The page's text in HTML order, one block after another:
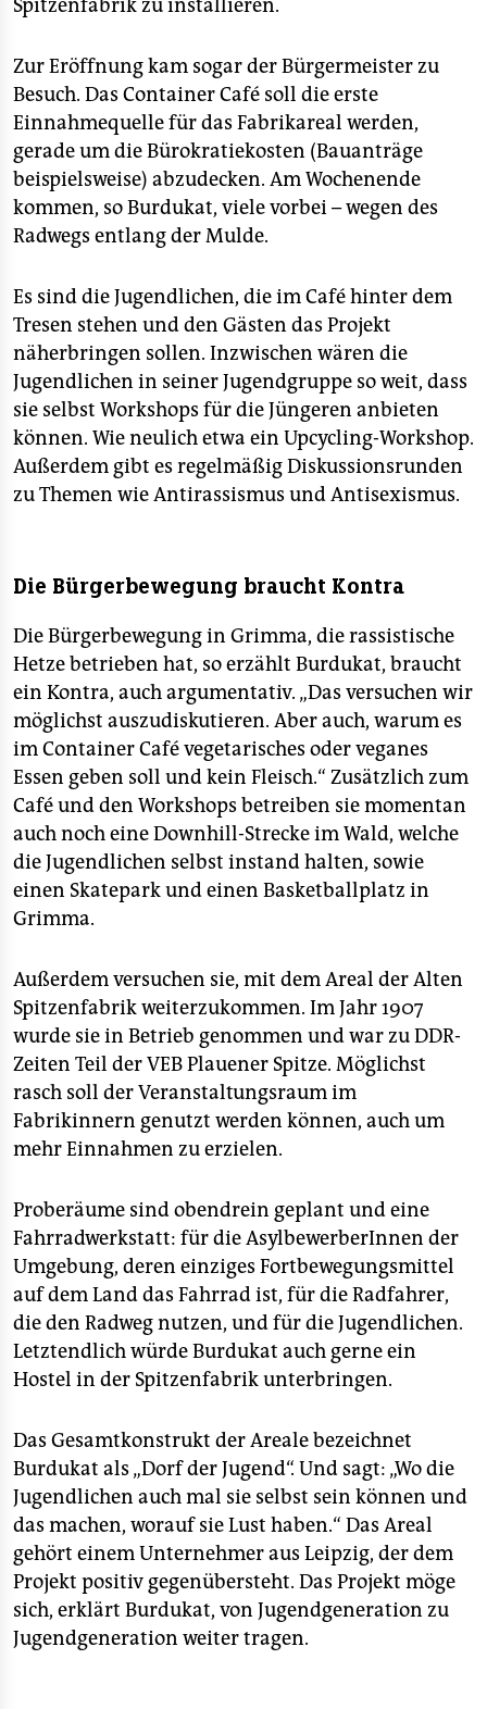
Spitzenfabrik zu installieren.
Zur Eröffnung kam sogar der Bürgermeister zu
Besuch. Das Container Café soll die erste
Einnahmequelle für das Fabrikareal werden,
gerade um die Bürokratiekosten (Bauanträge
beispielsweise) abzudecken. Am Wochenende
kommen, so Burdukat, viele vorbei – wegen des
Radwegs entlang der Mulde.
Es sind die Jugendlichen, die im Café hinter dem
Tresen stehen und den Gästen das Projekt
näherbringen sollen. Inzwischen wären die
Jugendlichen in seiner Jugendgruppe so weit, dass
sie selbst Workshops für die Jüngeren anbieten
können. Wie neulich etwa ein Upcycling-Workshop.
Außerdem gibt es regelmäßig Diskussionsrunden
zu Themen wie Antirassismus und Antisexismus.
Die Bürgerbewegung braucht Kontra
Die Bürgerbewegung in Grimma, die rassistische
Hetze betrieben hat, so erzählt Burdukat, braucht
ein Kontra, auch argumentativ. „Das versuchen wir
möglichst auszudiskutieren. Aber auch, warum es
im Container Café vegetarisches oder veganes
Essen geben soll und kein Fleisch.“ Zusätzlich zum
Café und den Workshops betreiben sie momentan
auch noch eine Downhill-Strecke im Wald, welche
die Jugendlichen selbst instand halten, sowie
einen Skatepark und einen Basketballplatz in
Grimma.
Außerdem versuchen sie, mit dem Areal der Alten
Spitzenfabrik weiterzukommen. Im Jahr 1907
wurde sie in Betrieb genommen und war zu DDR-
Zeiten Teil der VEB Plauener Spitze. Möglichst
rasch soll der Veranstaltungsraum im
Fabrikinnern genutzt werden können, auch um
mehr Einnahmen zu erzielen.
Proberäume sind obendrein geplant und eine
Fahrradwerkstatt: für die AsylbewerberInnen der
Umgebung, deren einziges Fortbewegungsmittel
auf dem Land das Fahrrad ist, für die Radfahrer,
die den Radweg nutzen, und für die Jugendlichen.
Letztendlich würde Burdukat auch gerne ein
Hostel in der Spitzenfabrik unterbringen.
Das Gesamtkonstrukt der Areale bezeichnet
Burdukat als „Dorf der Jugend“. Und sagt: „Wo die
Jugendlichen auch mal sie selbst sein können und
das machen, worauf sie Lust haben.“ Das Areal
gehört einem Unternehmer aus Leipzig, der dem
Projekt positiv gegenübersteht. Das Projekt möge
sich, erklärt Burdukat, von Jugendgeneration zu
Jugendgeneration weiter tragen.